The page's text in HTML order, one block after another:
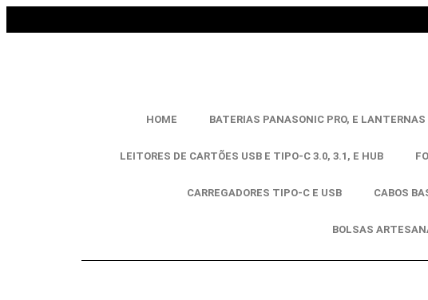
HOME BATERIAS PANASONIC PRO, E LANTERNAS
LEITORES DE CARTÕES USB E TIPO-C 3.0, 3.1, E HUB
CARREGADORES TIPO-C E USB CABOS
BOLSAS